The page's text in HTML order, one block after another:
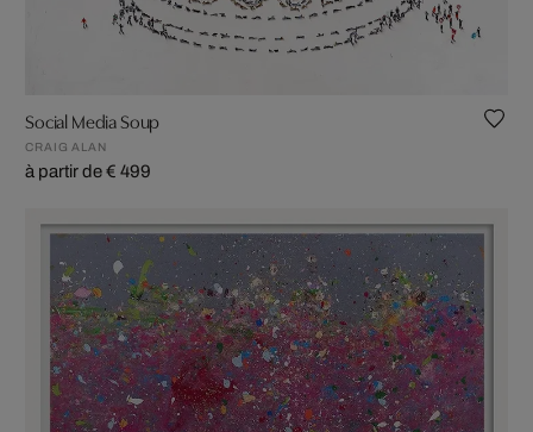
Social Media Soup
CRAIG ALAN
à partir de € 499